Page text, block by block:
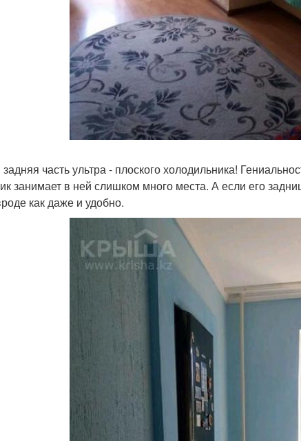
часть ультра - плоского холодильника!
занимает в ней слишком много места. А если его
как даже и удобно.